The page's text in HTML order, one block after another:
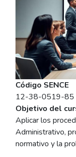
Código SENCE
12-38-0519-85
Objetivo del
Aplicar los
Administrativo,
normativo y la